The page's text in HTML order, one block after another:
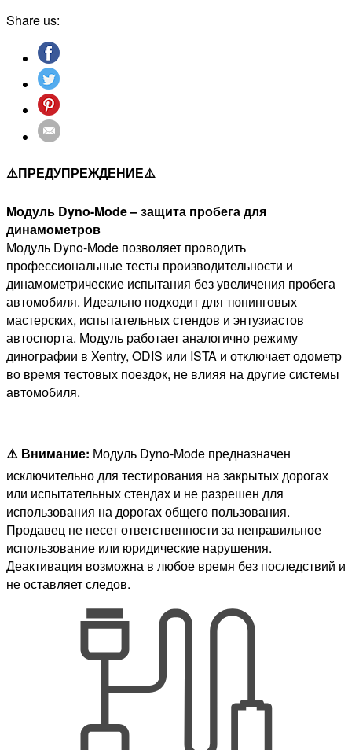
Share us:
⚠️ПРЕДУПРЕЖДЕНИЕ⚠️
Модуль Dyno-Mode – защита пробега для
динамометров
Модуль Dyno-Mode позволяет проводить
профессиональные тесты производительности и
динамометрические испытания без увеличения пробега
автомобиля. Идеально подходит для тюнинговых
мастерских, испытательных стендов и энтузиастов
автоспорта. Модуль работает аналогично режиму
динографии в Xentry, ODIS или ISTA и отключает одометр
во время тестовых поездок, не влияя на другие системы
автомобиля.
⚠️ Внимание: Модуль Dyno-Mode предназначен
исключительно для тестирования на закрытых дорогах
или испытательных стендах и не разрешен для
использования на дорогах общего пользования.
Продавец не несет ответственности за неправильное
использование или юридические нарушения.
Деактивация возможна в любое время без последствий и
не оставляет следов.